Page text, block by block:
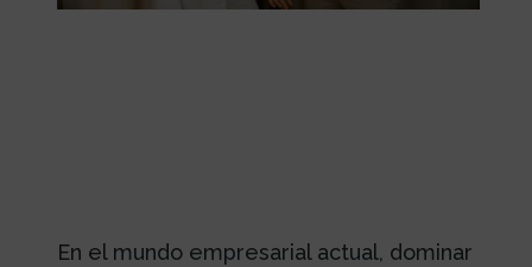
En el mundo empresarial actual, dominar